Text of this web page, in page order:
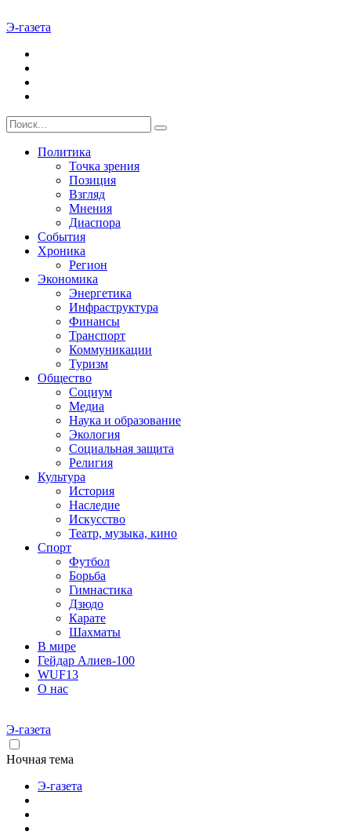
Э-газета
Политика
Точка зрения
Позиция
Взгляд
Мнения
Диаспора
События
Хроника
Регион
Экономика
Энергетика
Инфраструктура
Финансы
Транспорт
Коммуникации
Туризм
Общество
Социум
Медиа
Наука и образование
Экология
Социальная защита
Религия
Культура
История
Наследие
Искусство
Театр, музыка, кино
Спорт
Футбол
Борьба
Гимнастика
Дзюдо
Карате
Шахматы
В мире
Гейдар Алиев-100
WUF13
О нас
Э-газета
Ночная тема
Э-газета